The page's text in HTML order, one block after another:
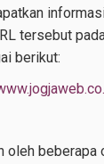
tersebut
berikut: